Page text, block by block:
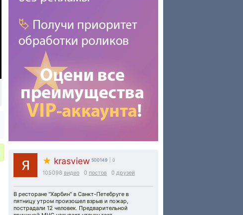
★ krasview 500149 | 0
105098 видео 0 постов 0 друзей
В ресторане "Харбин" в Санкт-Петебруге в
пятницу утром произошел взрыв и пожар,
пострадали 12 человек. Предварительной